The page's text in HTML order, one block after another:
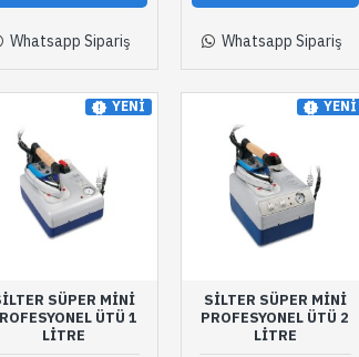
Whatsapp Sipariş Whatsapp Sipariş
YENI
SÜPER MINI
ÜTÜ 1
LITRE
YENI
SILTER SÜPER MINI
PROFESYONEL ÜTÜ 2
LITRE